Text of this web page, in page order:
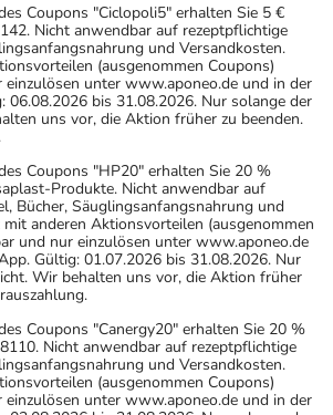
Coupons "Ciclopoli5" erhalten Sie 5 €
Nicht anwendbar auf rezeptpflichtige
und Versandkosten.
(ausgenommen Coupons)
einzulösen unter www.aponeo.de und in der
06.08.2026 bis 31.08.2026. Nur solange der
uns vor, die Aktion früher zu beenden.
Coupons "HP20" erhalten Sie 20 %
Produkte. Nicht anwendbar auf
Bücher, Säuglingsanfangsnahrung und
anderen Aktionsvorteilen (ausgenommen
und nur einzulösen unter www.aponeo.de
Gültig: 01.07.2026 bis 31.08.2026. Nur
Wir behalten uns vor, die Aktion früher
Coupons "Canergy20" erhalten Sie 20 %
Nicht anwendbar auf rezeptpflichtige
und Versandkosten.
(ausgenommen Coupons)
einzulösen unter www.aponeo.de und in der